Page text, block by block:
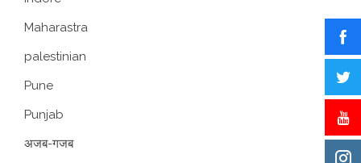
Maharastra
palestinian
Pune
Punjab
अजब-गजब